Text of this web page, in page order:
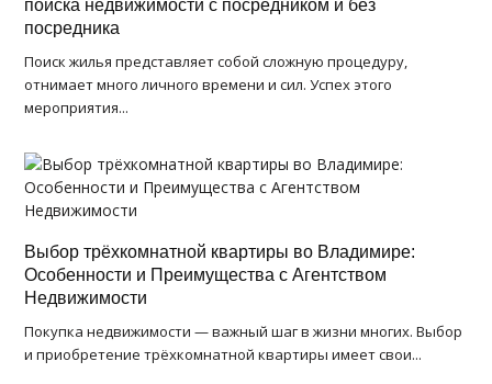
поиска недвижимости с посредником и без
посредника
Поиск жилья представляет собой сложную процедуру,
отнимает много личного времени и сил. Успех этого
мероприятия...
Выбор трёхкомнатной квартиры во Владимире:
Особенности и Преимущества с Агентством
Недвижимости
Покупка недвижимости — важный шаг в жизни многих. Выбор
и приобретение трёхкомнатной квартиры имеет свои...